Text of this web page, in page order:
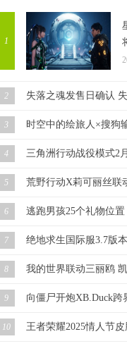
看看吧！
可以根据自己的喜好选择不
路闯关斩将，完成每个任务
成长。同时，你还要与邪恶
抗，确保自己能够顺利存活
立即查看
1
2 失落之魂发售日确认
3 时空中的绘旅人×搜狗
4 三角洲行动战役模式2
5 荒野行动X莉可丽丝联
6 逃跑男孩25个礼物位
7 绝地求生国际服3.7版
8 我的世界联动三丽鸥
9 向僵尸开炮XB.Duck跨
10 王者荣耀2025情人节